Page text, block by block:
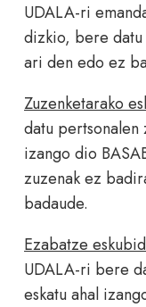
UDALA-ri
dizkio, bere
ari den edo ez
Zuzenketarako
datu pertsonalen
izango dio
zuzenak ez
badaude.
Ezabatze
UDALA-ri bere
eskatu ahal